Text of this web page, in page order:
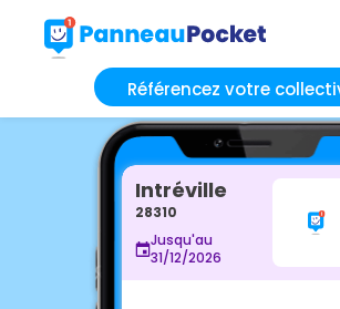
Référencez votre
Intréville
28310
Jusqu'au
31/12/2026